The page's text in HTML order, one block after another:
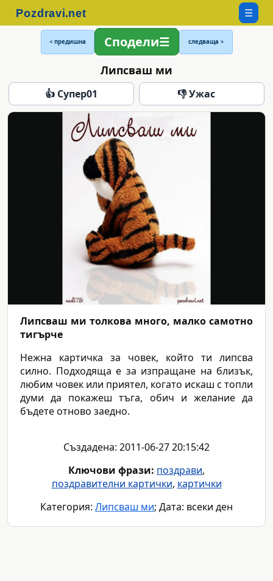
☰
< предишна Сподели следваща >
Липсваш ми
👍 Супер01 👎 Ужас
Липсваш ми толкова много, малко самотно
тигърче
Нежна картичка за човек, който ти липсва
силно. Подходяща е за изпращане на близък,
любим човек или приятел, когато искаш с топли
думи да покажеш тъга, обич и желание да
бъдете отново заедно.
Създадена: 2011-06-27 20:15:42
Ключови фрази: поздрави,
поздравителни картички, картички
Категория: Липсваш ми; Дата: всеки ден